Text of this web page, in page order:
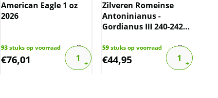
American Eagle 1 oz
2026
93stuks op voorraad
€76,01
Zilveren Romeinse
Antoninianus -
Gordianus III 240-242
59stuks op voorraad
€44,95